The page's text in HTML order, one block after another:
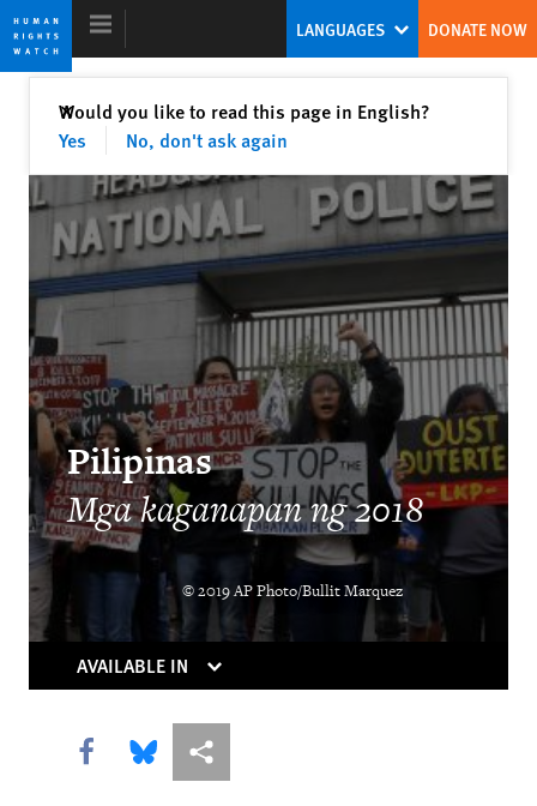
Skip
to
cookie
privacy
Skip
to
main
content
World Report 2020
China’s Global Threat to Human Rights
Kenneth Roth
Former Executive Director
Two Years After #MeToo Erupts, A New
Treaty Anchors Workplace Shifts
Holding Companies to Account:
Momentum Builds for Corporate Human
Rights Duties
As Killer Robots Loom, Demands Grow
to Keep Humans in Control of Use of
Force
LANGUAGES DONATE NOW
Would you like to read this page in English?
Yes
No, don't ask again
✕Close
Pilipinas
Mga kaganapan ng 2018
© 2019 AP Photo/Bullit Marquez
AVAILABLE IN
Share this via Facebook
Share this via Bluesky
More sharing options